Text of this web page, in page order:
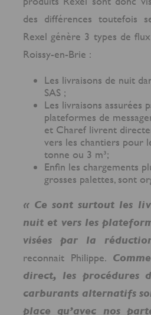
des différences toutefois
Rexel génère 3 types de
Roissy-en-Brie :
Les livraisons de nuit
SAS ;
Les livraisons assurées
plateformes de
et Charef livrent
vers les chantiers pour
tonne ou 3 m³;
Enfin les chargements
grosses palettes, sont
« Ce sont surtout les
nuit et vers les
visées par la
reconnait Philippe.
direct, les procédures
carburants alternatifs
place qu’avec nos